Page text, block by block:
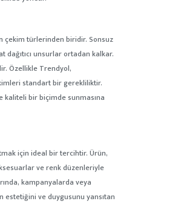
çekim türlerinden biridir. Sonsuz
unsurlar ortadan kalkar.
Özellikle Trendyol,
standart bir gerekliliktir.
kaliteli bir biçimde sunmasına
için ideal bir tercihtir. Ürün,
ve renk düzenleriyle
kampanyalarda veya
estetiğini ve duygusunu yansıtan